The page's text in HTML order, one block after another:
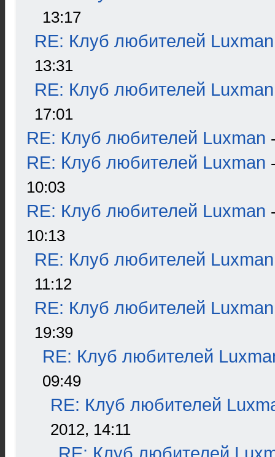
13:17
RE: Клуб любителей Luxman
13:31
RE: Клуб любителей Luxman
17:01
RE: Клуб любителей Luxman
RE: Клуб любителей Luxman
10:03
RE: Клуб любителей Luxman
10:13
RE: Клуб любителей Luxman
11:12
RE: Клуб любителей Luxman
19:39
RE: Клуб любителей
09:49
RE: Клуб любителей
2012, 14:11